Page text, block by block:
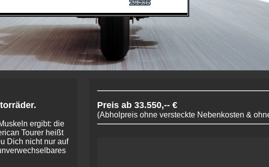
ergibt: die
Tourer heißt
Dich nicht nur auf
Preis ab 33.550,-- €
(Abholpreis ohne versteckte Nebenkosten &